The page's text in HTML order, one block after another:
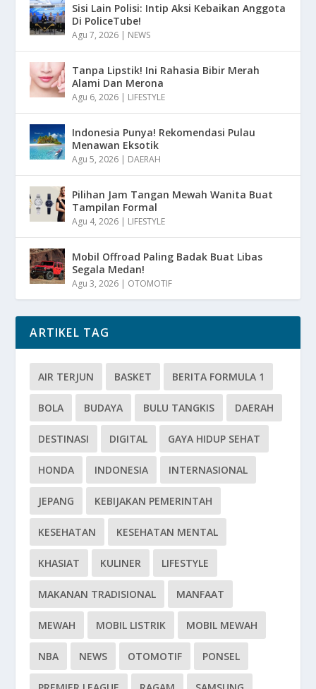
Sisi Lain Polisi: Intip Aksi Kebaikan Anggota
Di PoliceTube!
Agu 7, 2026 | NEWS
Tanpa Lipstik! Ini Rahasia Bibir Merah
Alami Dan Merona
Agu 6, 2026 | LIFESTYLE
Indonesia Punya! Rekomendasi Pulau
Menawan Eksotik
Agu 5, 2026 | DAERAH
Pilihan Jam Tangan Mewah Wanita Buat
Tampilan Formal
Agu 4, 2026 | LIFESTYLE
Mobil Offroad Paling Badak Buat Libas
Segala Medan!
Agu 3, 2026 | OTOMOTIF
ARTIKEL TAG
AIR TERJUN BASKET BERITA FORMULA 1
BOLA BUDAYA BULU TANGKIS DAERAH
DESTINASI DIGITAL GAYA HIDUP SEHAT
HONDA INDONESIA INTERNASIONAL
JEPANG KEBIJAKAN PEMERINTAH
KESEHATAN KESEHATAN MENTAL
KHASIAT KULINER LIFESTYLE
MAKANAN TRADISIONAL MANFAAT
MEWAH MOBIL LISTRIK MOBIL MEWAH
NBA NEWS OTOMOTIF PONSEL